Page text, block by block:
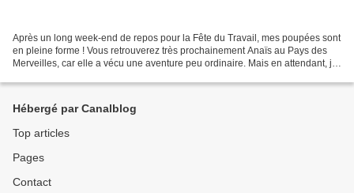
Après un long week-end de repos pour la Fête du Travail, mes poupées sont
en pleine forme ! Vous retrouverez très prochainement Anaïs au Pays des
Merveilles, car elle a vécu une aventure peu ordinaire. Mais en attendant, je
Hébergé par Canalblog
Top articles
Pages
Contact